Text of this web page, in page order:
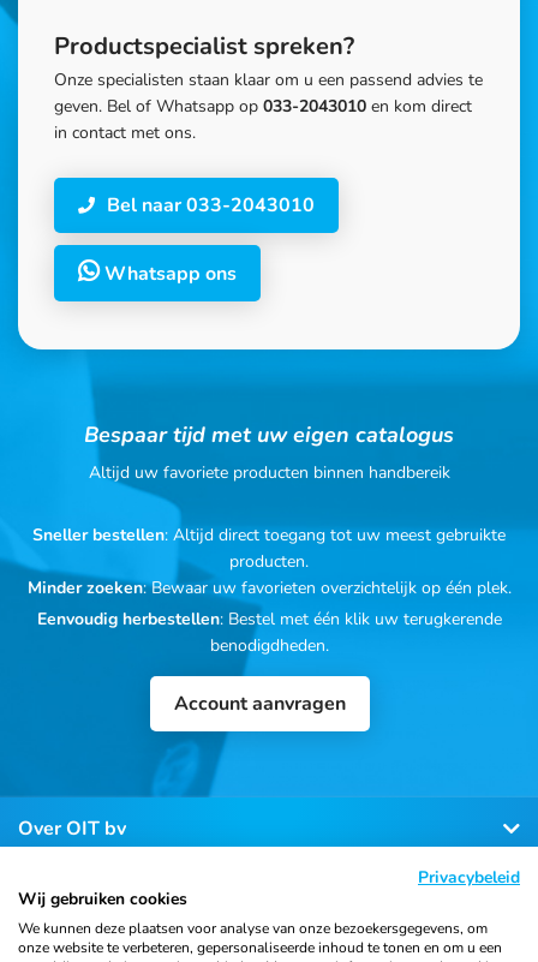
Productspecialist spreken?
Onze specialisten staan klaar om u een passend advies te
geven. Bel of Whatsapp op 033-2043010 en kom direct
in contact met ons.
Bel naar 033-2043010
Whatsapp ons
Bespaar tijd met uw eigen catalogus
Altijd uw favoriete producten binnen handbereik
Sneller bestellen: Altijd direct toegang tot uw meest gebruikte
producten.
Minder zoeken: Bewaar uw favorieten overzichtelijk op één plek.
Eenvoudig herbestellen: Bestel met één klik uw terugkerende
benodigdheden.
Account aanvragen
Over OIT bv
Klantenservice
Privacybeleid
Wij gebruiken cookies
We kunnen deze plaatsen voor analyse van onze bezoekersgegevens, om
onze website te verbeteren, gepersonaliseerde inhoud te tonen en om u een